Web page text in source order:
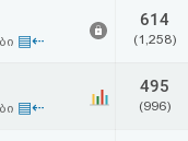
▤⇠
614
(1,258)
▤⇠
495
(996)